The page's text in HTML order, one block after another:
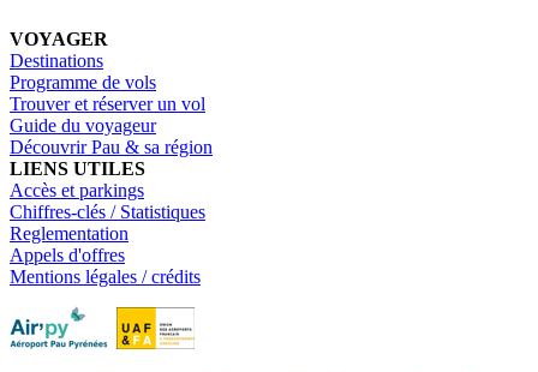
VOYAGER
Destinations
Programme de vols
Trouver et réserver un vol
Guide du voyageur
Découvrir Pau & sa région
LIENS UTILES
Accès et parkings
Chiffres-clés / Statistiques
Reglementation
Appels d'offres
Mentions légales / crédits